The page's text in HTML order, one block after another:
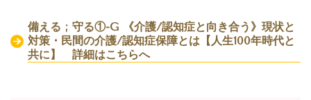
備える ; 守る①-G 《介護/認知症と向き合う》現状と
対策・民間の介護/認知症保障とは【人生100年時代と
共に】
詳細はこちらへ